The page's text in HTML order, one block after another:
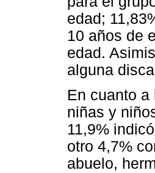
edad;
10 años de
edad.
alguna
En cuanto
niñas y
11,9%
otro 4,7%
abuelo,